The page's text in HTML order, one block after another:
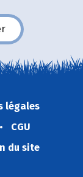
légales
CGU
du site